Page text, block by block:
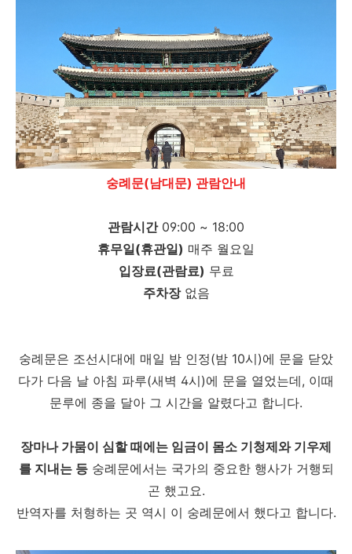
숭례문(남대문) 관람안내
관람시간09:00 ~ 18:00
휴무일(휴관일) 매주 월요일
입장료(관람료) 무료
주차장없음
숭례문은 조선시대에 매일 밤 인정(밤 10시)에 문을 닫았
다가 다음 날 아침 파루(새벽 4시)에 문을 열었는데, 이때
문루에 종을 달아 그 시간을 알렸다고 합니다.
장마나 가뭄이 심할 때에는 임금이 몸소 기청제와 기우제
를 지내는 등 숭례문에서는 국가의 중요한 행사가 거행되
곤 했고요.
반역자를 처형하는 곳 역시 이 숭례문에서 했다고 합니다.